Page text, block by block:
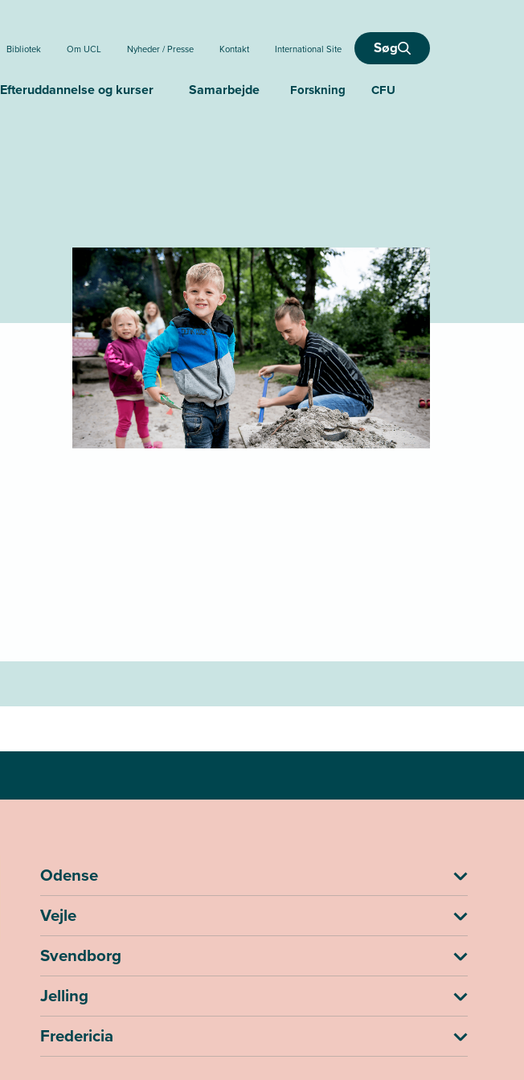
Bibliotek Om UCL Nyheder / Presse Kontakt International Site Søg
Efteruddannelse og kurser Samarbejde Forskning CFU
Odense
Vejle
Svendborg
Jelling
Fredericia